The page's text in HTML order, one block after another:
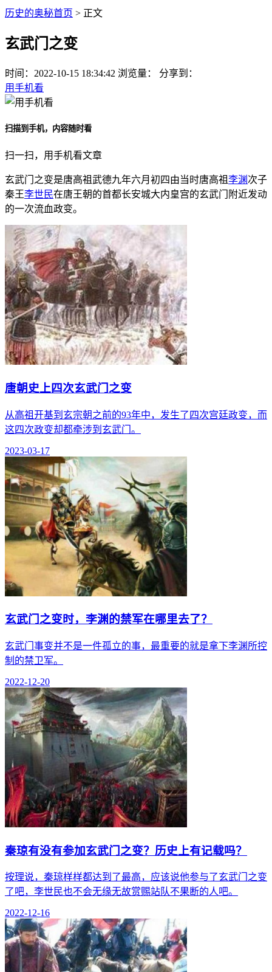
历史的奥秘首页 > 正文
玄武门之变
时间： 2022-10-15 18:34:42 浏览量：
分享到：
用手机看
扫描到手机，内容随时看
扫一扫，用手机看文章
玄武门之变是唐高祖武德九年六月初四由当时唐高祖李渊次子
秦王李世民在唐王朝的首都长安城大内皇宫的玄武门附近发动
的一次流血政变。
唐朝史上四次玄武门之变
从高祖开基到玄宗朝之前的93年中，发生了四次宫廷政变，而
这四次政变却都牵涉到玄武门。
2023-03-17
玄武门之变时，李渊的禁军在哪里去了？
玄武门事变并不是一件孤立的事，最重要的就是拿下李渊所控
制的禁卫军。
2022-12-20
秦琼有没有参加玄武门之变？历史上有记载吗？
按理说，秦琼样样都达到了最高，应该说他参与了玄武门之变
了吧，李世民也不会无缘无故赏赐站队不果断的人吧。
2022-12-16